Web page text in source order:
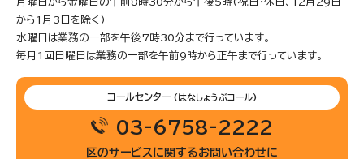
から1月3日を除く)
水曜日は業務の一部を午後7時30分まで行っています。
毎月1回日曜日は業務の一部を午前9時から正午まで行っています。
コールセンター (はなしょうぶコール)
03-6758-2222
区のサービスに関するお問い合わせに